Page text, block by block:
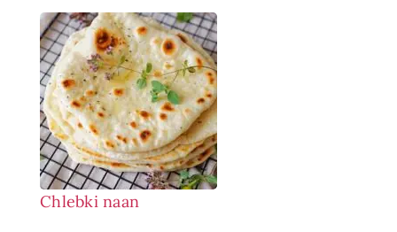
Chlebki naan